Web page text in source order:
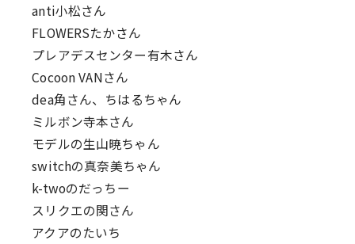
anti小松さん
FLOWERSたかさん
プレアデスセンター有木さん
Cocoon VANさん
dea角さん、ちはるちゃん
ミルボン寺本さん
モデルの生山暁ちゃん
switchの真奈美ちゃん
k-twoのだっちー
スリクエの関さん
アクアのたいち